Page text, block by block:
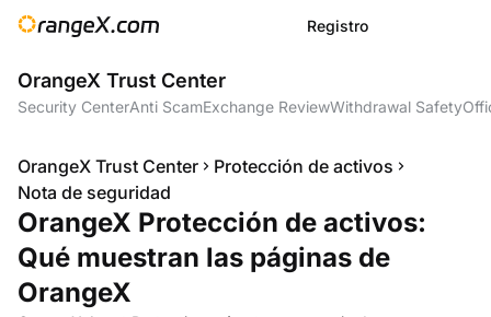
Registro
OrangeX Trust Center
Security CenterAnti ScamExchange ReviewWithdrawal Safety
OrangeX Trust Center
Protección de activos
Nota de seguridad
OrangeX Protección de activos:
Qué muestran las páginas de
OrangeX